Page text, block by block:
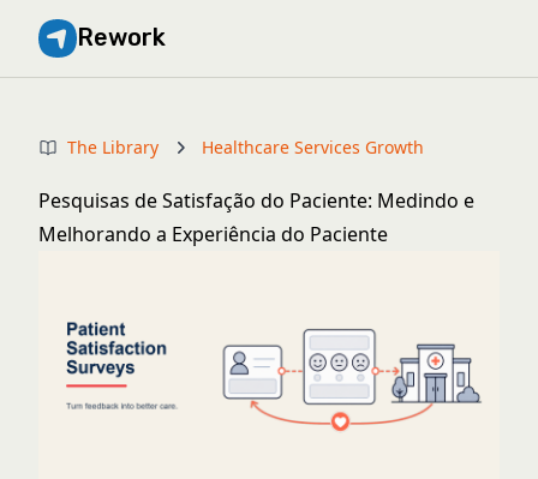
Rework
The Library Healthcare Services Growth
Pesquisas de Satisfação do Paciente: Medindo e
Melhorando a Experiência do Paciente